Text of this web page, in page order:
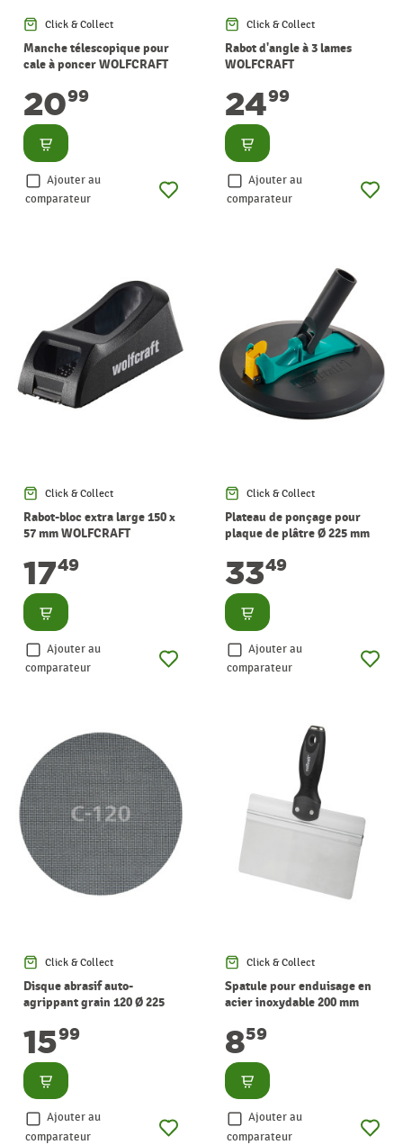
Click & Collect
Manche télescopique pour
cale à poncer WOLFCRAFT
2099
Consulter
Ajouter au
comparateur
Click & Collect
Rabot d'angle à 3 lames
WOLFCRAFT
2499
Consulter
Ajouter au
comparateur
Click & Collect
Rabot-bloc extra large 150 x
57 mm WOLFCRAFT
1749
Consulter
Ajouter au
comparateur
Click & Collect
Plateau de ponçage pour
plaque de plâtre Ø 225 mm
3349
Consulter
Ajouter au
comparateur
Click & Collect
Disque abrasif auto-
agrippant grain 120 Ø 225
1599
Consulter
Ajouter au
comparateur
Click & Collect
Spatule pour enduisage en
acier inoxydable 200 mm
859
Consulter
Ajouter au
comparateur